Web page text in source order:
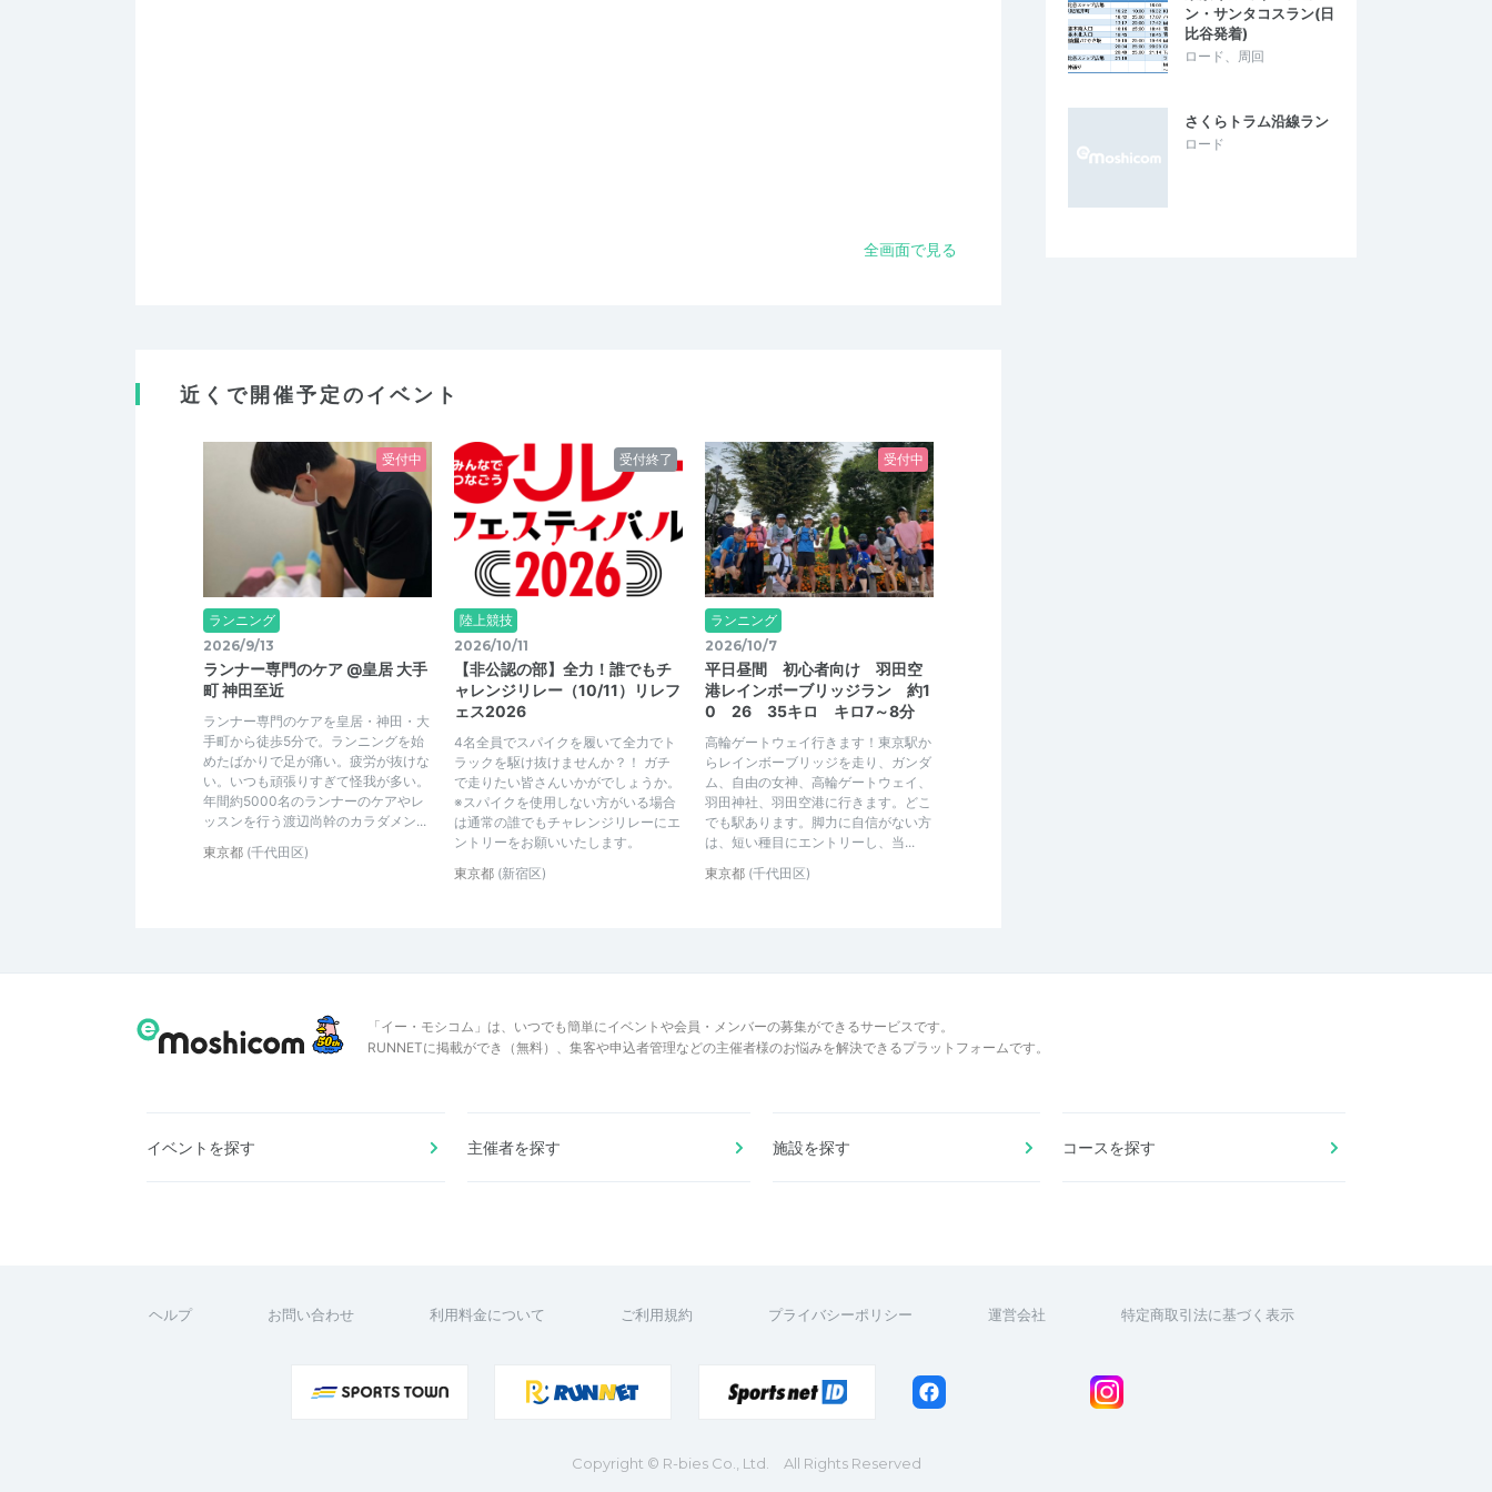
全画面で見る
近くで開催予定のイベント
受付中
ランニング
2026/9/13
ランナー専門のケア @皇居 大手
町 神田至近
ランナー専門のケアを皇居・神田・大
手町から徒歩5分で。ランニングを始
めたばかりで足が痛い。疲労が抜けな
い。いつも頑張りすぎて怪我が多い。
年間約5000名のランナーのケアやレ
ッスンを行う渡辺尚幹のカラダメン...
東京都 (千代田区)
受付終了
陸上競技
2026/10/11
【非公認の部】全力！誰でもチ
ャレンジリレー（10/11）リレフ
ェス2026
4名全員でスパイクを履いて全力でト
ラックを駆け抜けませんか？！ ガチ
で走りたい皆さんいかがでしょうか。
※スパイクを使用しない方がいる場合
は通常の誰でもチャレンジリレーにエ
ントリーをお願いいたします。
東京都 (新宿区)
受付中
ランニング
2026/10/7
平日昼間 初心者向け 羽田空
港レインボーブリッジラン 約1
0 26 35キロ キロ7～8分
高輪ゲートウェイ行きます！東京駅か
らレインボーブリッジを走り、ガンダ
ム、自由の女神、高輪ゲートウェイ、
羽田神社、羽田空港に行きます。どこ
でも駅あります。脚力に自信がない方
は、短い種目にエントリーし、当...
東京都 (千代田区)
ン・サンタコスラン(日
比谷発着)
ロード、周回
さくらトラム沿線ラン
ロード
「イー・モシコム」は、いつでも簡単にイベントや会員・メンバーの募集ができるサービスです。
RUNNETに掲載ができ（無料）、集客や申込者管理などの主催者様のお悩みを解決できるプラットフォームです。
イベントを探す 主催者を探す 施設を探す コースを探す
ヘルプ お問い合わせ 利用料金について ご利用規約 プライバシーポリシー 運営会社 特定商取引法に基づく表示
Copyright © R-bies Co., Ltd. All Rights Reserved